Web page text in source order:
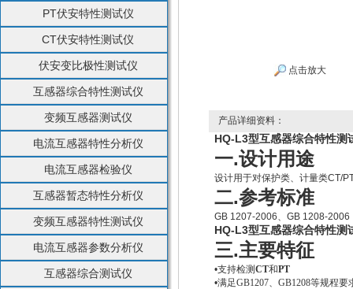
PT伏安特性测试仪
CT伏安特性测试仪
伏安变比极性测试仪
互感器综合特性测试仪
变频互感器测试仪
电流互感器特性分析仪
电流互感器检验仪
互感器暂态特性分析仪
变频互感器特性测试仪
电流互感器参数分析仪
互感器综合测试仪
点击放大
产品详细资料：
HQ-L3型互感器综合特性测
一.设计用途
设计用于对保护类、计量类CT/
二.参考标准
GB 1207-2006、 GB 1208-2006
HQ-L3型互感器综合特性测
三.主要特征
•支持检测CT和PT
•满足GB1207、GB1208等规程要